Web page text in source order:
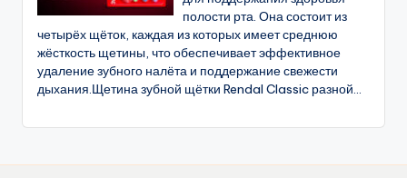
полости рта. Она состоит из
четырёх щёток, каждая из которых имеет среднюю
жёсткость щетины, что обеспечивает эффективное
удаление зубного налёта и поддержание свежести
дыхания.Щетина зубной щётки Rendal Classic разной...